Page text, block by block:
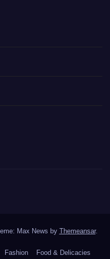
Max News by Themeansar.
Fashion Food & Delicacies